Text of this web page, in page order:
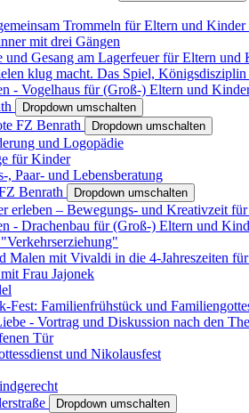
Trommeln für Eltern und Kinder
mit drei Gängen
und Gesang am Lagerfeuer für Eltern und
klug macht. Das Spiel,
- Vogelhaus für (Groß-) Eltern und
Dropdown umschalten
FZ Benrath Dropdown umschalten
und Logopädie
für Kinder
, Paar- und Lebensberatung
Benrath
Dropdown umschalten
erleben – Bewegungs- und Kreativzeit
- Drachenbau für (Groß-) Eltern und
Malen mit Vivaldi in die 4-Jahreszeiten
Frau Jajonek
Fest: Familienfrühstück und
- Vortrag und Diskussion nach den
Tür
und Nikolausfest
Dropdown umschalten